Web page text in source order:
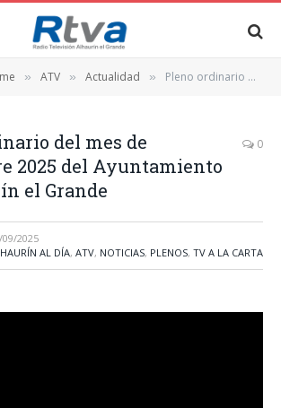
» ATV » Actualidad » Pleno ordinario del mes de septiembre 2025 del Ayuntamiento de Alhaurín el Grande
del mes de
2025 del Ayuntamiento
el Grande
0
09/2025
AL DÍA, ATV, NOTICIAS, PLENOS, TV A LA CARTA